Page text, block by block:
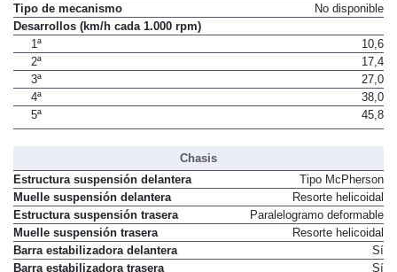
Tipo de mecanismo
No disponible
Desarrollos (km/h cada 1.000 rpm)
1ª
10,6
2ª
17,4
3ª
27,0
4ª
38,0
5ª
45,8
Chasis
Estructura suspensión delantera
Tipo McPherson
Muelle suspensión delantera
Resorte helicoidal
Estructura suspensión trasera
Paralelogramo deformable
Muelle suspensión trasera
Resorte helicoidal
Barra estabilizadora delantera
Sí
Barra estabilizadora trasera
Sí